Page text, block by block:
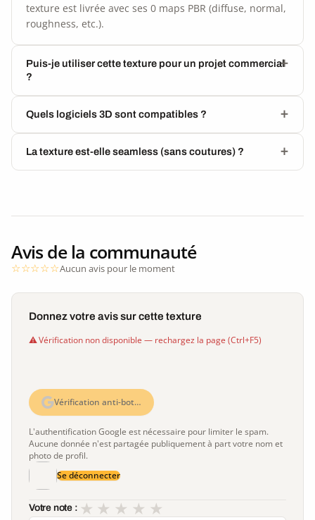
texture est livrée avec ses 0 maps PBR (diffuse, normal,
roughness, etc.).
Puis-je utiliser cette texture pour un projet commercial
?
Quels logiciels 3D sont compatibles ?
La texture est-elle seamless (sans coutures) ?
Avis de la communauté
Aucun avis pour le moment
Donnez votre avis sur cette texture
Vérification non disponible — rechargez la page (Ctrl+F5)
Vérification anti-bot…
L'authentification Google est nécessaire pour limiter le spam.
Aucune donnée n'est partagée publiquement à part votre nom et
photo de profil.
Se déconnecter
Votre note : ★
★
★
★
★